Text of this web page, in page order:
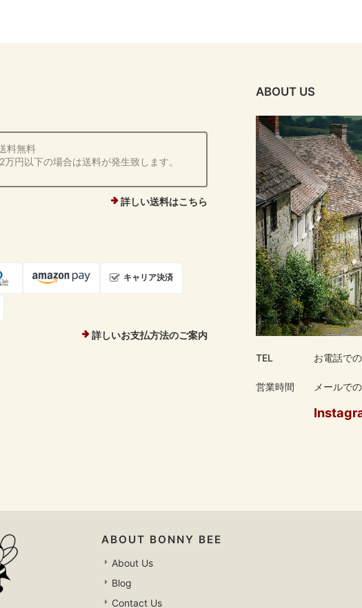
料無料
円以下の場合は送料が発生致します。
詳しい送料はこちら
キャリア決済
詳しいお支払方法のご案内
ABOUT US
TEL お電話で
営業時間 メールで
ABOUT BONNY BEE
About Us
Blog
Contact Us